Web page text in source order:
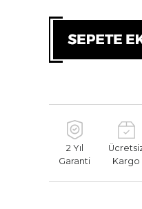
2 Yıl
Garanti
Kargo